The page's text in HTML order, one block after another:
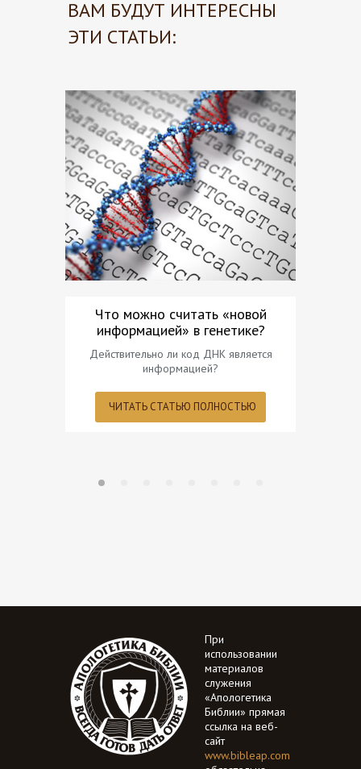
ВАМ БУДУТ ИНТЕРЕСНЫ
ЭТИ СТАТЬИ:
Что можно считать «новой
информацией» в генетике?
Действительно ли код ДНК является
информацией?
ЧИТАТЬ СТАТЬЮ ПОЛНОСТЬЮ
При
использовании
материалов
служения
«Апологетика
Библии» прямая
ссылка на веб-
сайт
www.bibleap.com